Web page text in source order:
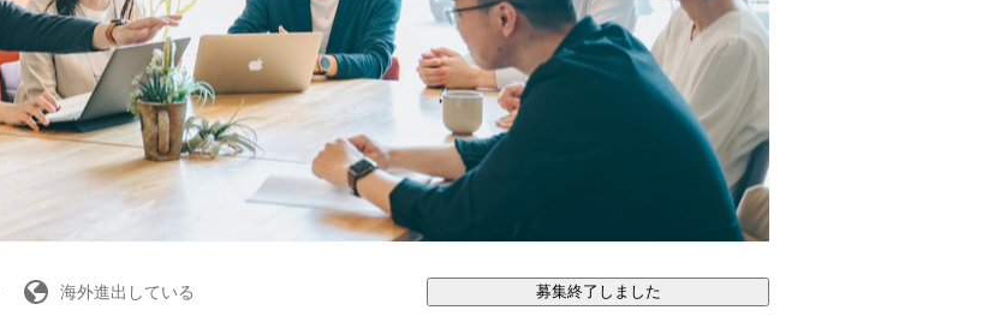
海外進出している 募集終了しました